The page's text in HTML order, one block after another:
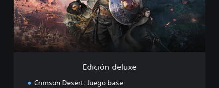
n
d
e
l
u
Edición deluxe
Crimson Desert: Juego base